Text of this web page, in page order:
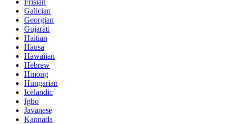
Frisian
Galician
Georgian
Gujarati
Haitian
Hausa
Hawaiian
Hebrew
Hmong
Hungarian
Icelandic
Igbo
Javanese
Kannada